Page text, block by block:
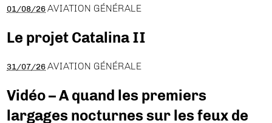
01/08/26 AVIATION GÉNÉRALE
Le projet Catalina II
31/07/26 AVIATION GÉNÉRALE
Vidéo – A quand les premiers
largages nocturnes sur les feux de